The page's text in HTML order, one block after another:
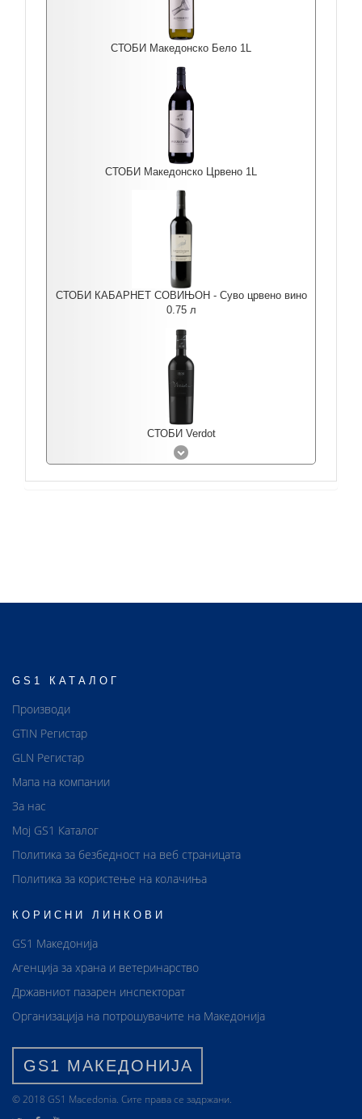
СТОБИ Македонско Бело 1L
СТОБИ Македонско Црвено 1L
СТОБИ КАБАРНЕТ СОВИЊОН - Суво црвено вино
0.75 л
СТОБИ Verdot
GS1 КАТАЛОГ
Производи
GTIN Регистар
GLN Регистар
Мапа на компании
За нас
Мој GS1 Каталог
Политика за безбедност на веб страницата
Политика за користење на колачиња
КОРИСНИ ЛИНКОВИ
GS1 Македонија
Агенција за храна и ветеринарство
Државниот пазарен инспекторат
Организација на потрошувачите на Македонија
GS1 МАКЕДОНИЈА
© 2018 GS1 Маcedonia. Сите права се задржани.